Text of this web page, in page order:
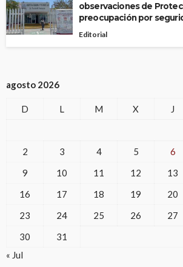
observaciones de
preocupación por
Editorial
agosto 2026
D L M X J
2
3 4 5 6
9
10 11 12 13
16
17 18 19 20
23
24 25 26 27
30
31
« Jul